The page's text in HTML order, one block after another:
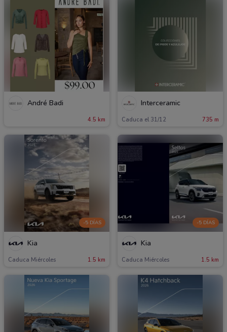
André Badi
4.5 km
Interceramic
Caduca el 31/12 735 m
-5 DÍAS
Kia
Caduca Miércoles 1.5 km
-5 DÍAS
Kia
Caduca Miércoles 1.5 km